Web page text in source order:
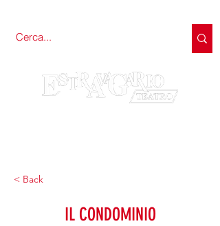
< Back
IL CONDOMINIO